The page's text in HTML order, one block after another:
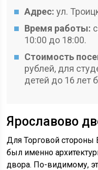
Адрес: ул.
Время работы:
10:00 до 18:00.
Стоимость
рублей, для
детей до 16 лет
Ярославово
Для Торговой стороны
был именно
двора. По-видимому,